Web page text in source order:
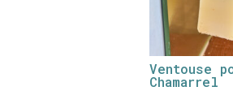
Ventouse
Chamarrel